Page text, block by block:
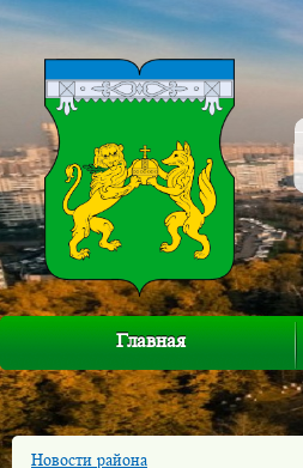
Главная
Новости района